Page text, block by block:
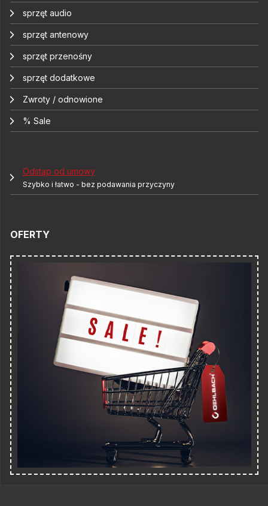
sprzęt audio
sprzęt antenowy
sprzęt przenośny
sprzęt dodatkowe
Zwroty / odnowione
% Sale
Odstąp od umowy
Szybko i łatwo - bez podawania przyczyny
OFERTY